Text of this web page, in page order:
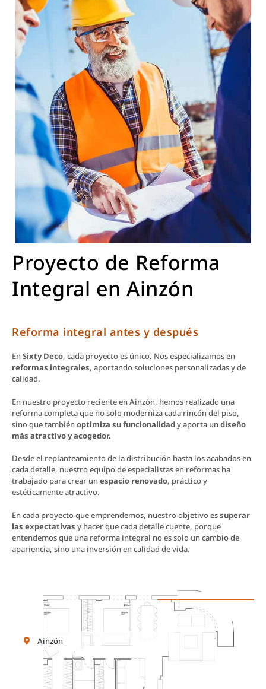
Proyecto de Reforma
Integral en Ainzón
Reforma integral antes y después
EnSixty Deco, cada proyecto es único. Nos especializamos en
reformas integrales, aportando soluciones personalizadas y de
calidad.
En nuestro proyecto reciente en Ainzón, hemos realizado una
reforma completa que no solo moderniza cada rincón del piso,
sino que tambiénoptimiza su funcionalidady aporta undiseño
más atractivo y acogedor.
Desde el replanteamiento de la distribución hasta los acabados en
cada detalle, nuestro equipo de especialistas en reformas ha
trabajado para crear unespacio renovado, práctico y
estéticamente atractivo.
En cada proyecto que emprendemos, nuestro objetivo essuperar
las expectativas y hacer que cada detalle cuente, porque
entendemos que una reforma integral no es solo un cambio de
apariencia, sino una inversión en calidad de vida.
Ainzón